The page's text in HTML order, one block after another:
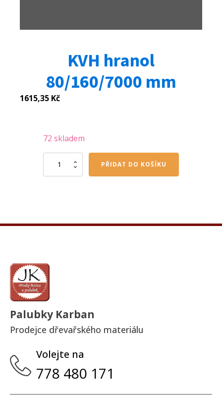
KVH hranol
80/160/7000 mm
1615,35 Kč
72 skladem
PŘIDAT DO KOŠÍKU
Palubky Karban
Prodejce dřevařského materiálu
Volejte na
778 480 171